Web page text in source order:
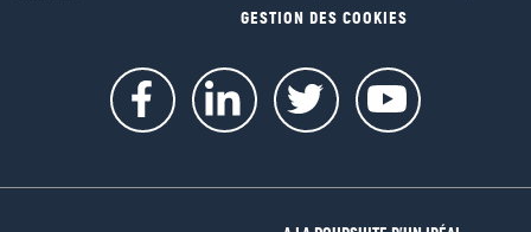
https://www.futura-sciences.com/sante/questions-reponses/coronavirus-coronavirus-transmet-il-plus-air-surfaces-contaminees-15085/
GESTION DES COOKIES